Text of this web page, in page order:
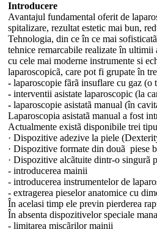
Introducere
Avantajul fundamental oferit de
spitalizare, rezultat estetic mai bun,
Tehnologia, din ce în ce mai
tehnice remarcabile realizate în
cu cele mai moderne instrumente si
laparoscopicã, care pot fi grupate în
- laparoscopie fãrã insuflare cu gaz
- interventii asistate laparoscopic (la
- laparoscopie asistatã manual (în
Laparoscopia asistatã manual a fost
Actualmente existã disponibile trei
· Dispozitive adezive la piele
· Dispozitive formate din douã piese
· Dispozitive alcãtuite dintr-o singurã
- introducerea mainii
- introducerea instrumentelor de
- extragerea pieselor anatomice cu
În acelasi timp ele previn pierderea
În absenta dispozitivelor speciale
- limitarea miscãrilor mainii